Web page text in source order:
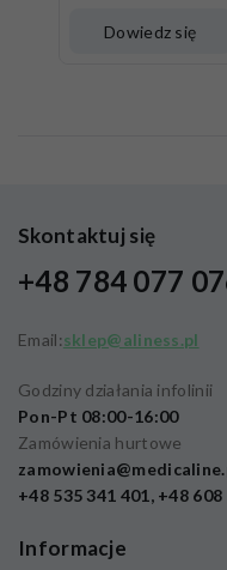
Dowiedz się
Skontaktuj się
+48 784 077
Email:sklep@aliness.pl
Godziny działania infolinii
Pon-Pt 08:00-16:00
Zamówienia hurtowe
+48 535 341 401, +48 608
Informacje